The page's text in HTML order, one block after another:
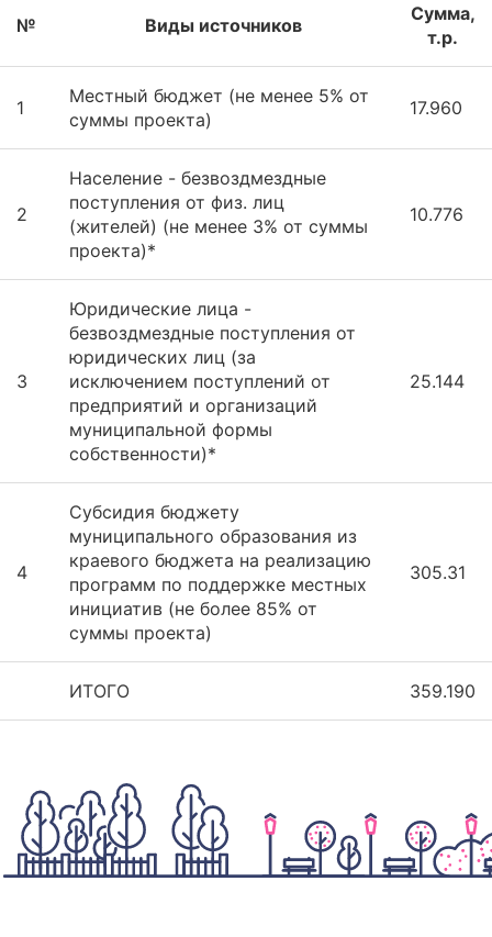
№ Виды источников
Сумма,
т.р.
1
Местный бюджет (не менее 5% от
суммы проекта)
17.960
2
Население - безвоздмездные
поступления от физ. лиц
(жителей) (не менее 3% от суммы
проекта)*
10.776
3
Юридические лица -
безвоздмездные поступления от
юридических лиц (за
исключением поступлений от
предприятий и организаций
муниципальной формы
собственности)*
25.144
4
Субсидия бюджету
муниципального образования из
краевого бюджета на реализацию
программ по поддержке местных
инициатив (не более 85% от
суммы проекта)
305.31
ИТОГО 359.190